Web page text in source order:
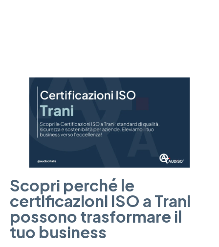
Scopri perché le
certificazioni ISO a Trani
possono trasformare il
tuo business